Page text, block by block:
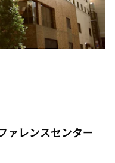
ァレンスセンター